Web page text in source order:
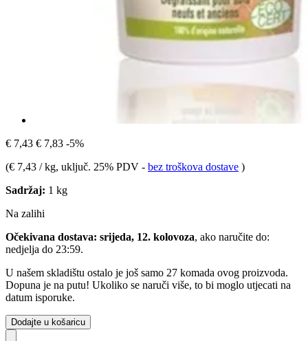
€ 7,43 € 7,83 -5%
(€ 7,43 / kg, uključ. 25% PDV - bez troškova dostave )
Sadržaj: 1 kg
Na zalihi
Očekivana dostava: srijeda, 12. kolovoza, ako naručite do:
nedjelja do 23:59.
U našem skladištu ostalo je još samo 27 komada ovog proizvoda.
Dopuna je na putu! Ukoliko se naruči više, to bi moglo utjecati na
datum isporuke.
Dodajte u košaricu